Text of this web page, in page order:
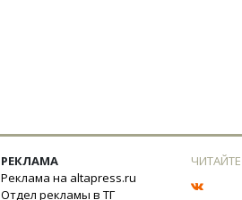
РЕКЛАМА
Реклама на altapress.ru
Отдел рекламы в ТГ